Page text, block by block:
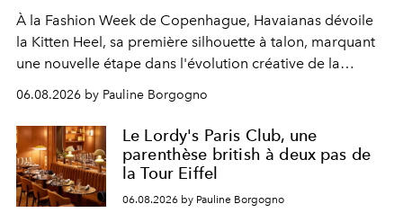
À la Fashion Week de Copenhague, Havaianas dévoile
la Kitten Heel, sa première silhouette à talon, marquant
une nouvelle étape dans l'évolution créative de la
06.08.2026 by Pauline Borgogno
Le Lordy's Paris Club, une
parenthèse british à deux pas de
la Tour Eiffel
06.08.2026 by Pauline Borgogno